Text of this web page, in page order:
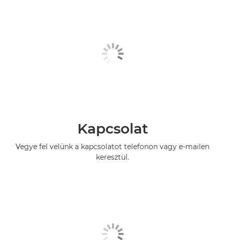
Kapcsolat
Vegye fel velünk a kapcsolatot telefonon vagy e-mailen
keresztül.